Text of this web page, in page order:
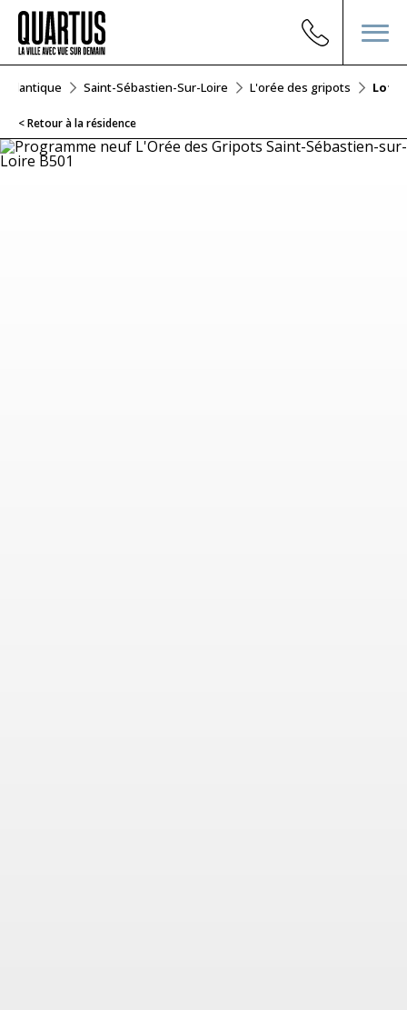
Atlantique Saint-Sébastien-Sur-Loire L'orée des gripots Lot
< Retour à la résidence